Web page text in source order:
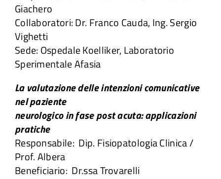
Giachero
Collaboratori: Dr. Franco Cauda, Ing. Sergio
Vighetti
Sede: Ospedale Koelliker, Laboratorio
Sperimentale Afasia
La valutazione delle intenzioni comunicative
nel paziente
neurologico in fase post acuta: applicazioni
pratiche
Responsabile: Dip. Fisiopatologia Clinica /
Prof. Albera
Beneficiario: Dr.ssa Trovarelli